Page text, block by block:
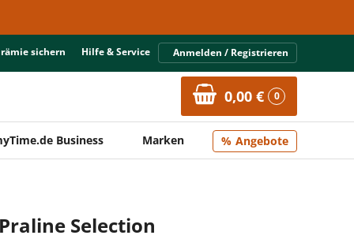
sichern Hilfe & Service Anmelden / Registrieren
0,00 € 0
Business Marken Angebote
Selection